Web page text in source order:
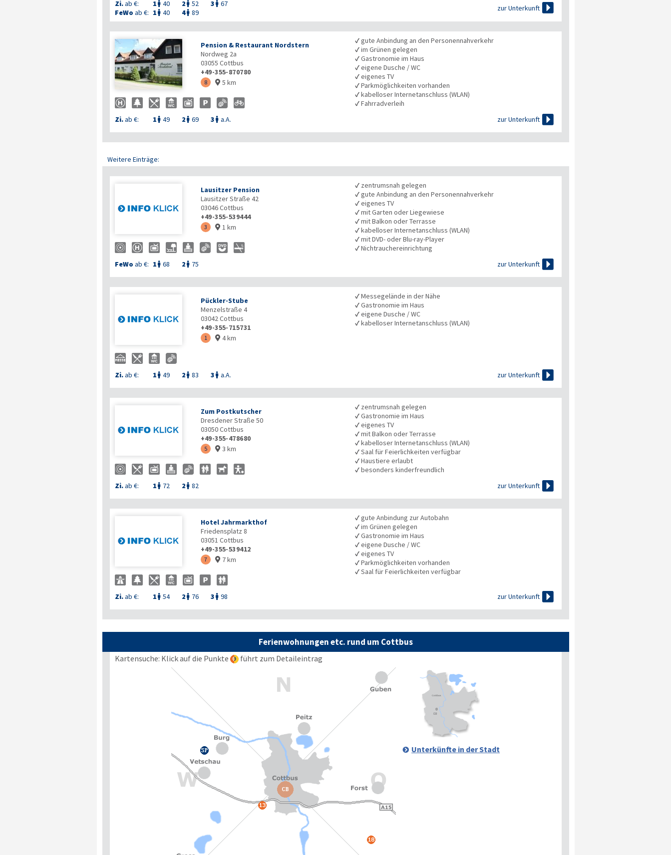
Zi.ab €: 1  40 2  52 3  67
FeWo ab €: 1  40 4 89
zur Unterkunft

Pension & Restaurant Nordstern
Nordweg 2a
03055 Cottbus
+49-355-870780
8  5 km
Zi.ab €: 1  49 2  69 3  a.A.
✓gute Anbindung an den Personennahverkehr
✓im Grünen gelegen
✓Gastronomie im Haus
✓eigene Dusche / WC
✓eigenes TV
✓Parkmöglichkeiten vorhanden
✓kabelloser Internetanschluss (WLAN)
✓Fahrradverleih
zur Unterkunft 
Weitere Einträge:
Lausitzer Pension
Lausitzer Straße 42
03046Cottbus
+49-355-539444
3  1 km
FeWo ab €: 1  68 2  75
✓ zentrumsnah gelegen
✓gute Anbindung an den Personennahverkehr
✓eigenes TV
✓mit Garten oder Liegewiese
✓mit Balkon oder Terrasse
✓kabelloser Internetanschluss (WLAN)
✓mit DVD- oder Blu-ray-Player
✓Nichtrauchereinrichtung
zur Unterkunft 
Pückler-Stube
Menzelstraße 4
03042Cottbus
+49-355-715731
1  4 km
Zi.ab €: 1  49 2  83 3  a.A.
✓Messegelände in der Nähe
✓Gastronomie im Haus
✓eigene Dusche / WC
✓kabelloser Internetanschluss (WLAN)
zur Unterkunft 
Zum Postkutscher
Dresdener Straße 50
03050Cottbus
+49-355-478680
5  3 km
Zi.ab €: 1  72 2  82
✓ zentrumsnah gelegen
✓Gastronomie im Haus
✓eigenes TV
✓mit Balkon oder Terrasse
✓kabelloser Internetanschluss (WLAN)
✓Saal für Feierlichkeiten verfügbar
✓Haustiere erlaubt
✓besonders kinderfreundlich
zur Unterkunft 
Hotel Jahrmarkthof
Friedensplatz 8
03051 Cottbus
+49-355-539412
7  7 km
Zi.ab €: 1  54 2  76 3  98
✓gute Anbindung zur Autobahn
✓im Grünen gelegen
✓Gastronomie im Haus
✓eigene Dusche / WC
✓eigenes TV
✓Parkmöglichkeiten vorhanden
✓Saal für Feierlichkeiten verfügbar
zur Unterkunft 
Ferienwohnungen etc. rund um Cottbus
Kartensuche: Klick auf die Punkte führt zum Detaileintrag
Unterkünfte in der Stadt